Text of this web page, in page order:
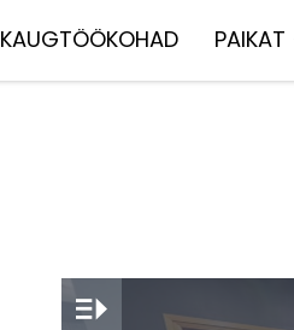
KAUGTÖÖKOHAD PAIKAT